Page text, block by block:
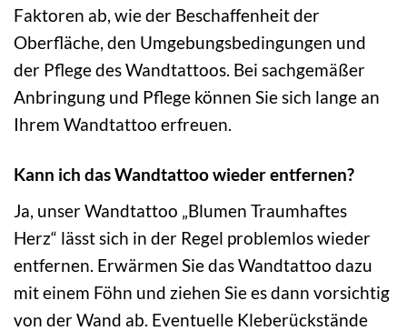
Faktoren ab, wie der Beschaffenheit der
Oberfläche, den Umgebungsbedingungen und
der Pflege des Wandtattoos. Bei sachgemäßer
Anbringung und Pflege können Sie sich lange an
Ihrem Wandtattoo erfreuen.
Kann ich das Wandtattoo wieder entfernen?
Ja, unser Wandtattoo „Blumen Traumhaftes
Herz“ lässt sich in der Regel problemlos wieder
entfernen. Erwärmen Sie das Wandtattoo dazu
mit einem Föhn und ziehen Sie es dann vorsichtig
von der Wand ab. Eventuelle Kleberückstände